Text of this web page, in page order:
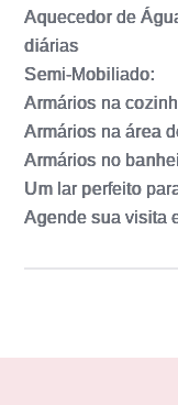
Aquecedor de
diárias
Semi-Mobiliado:
Armários na
Armários na área
Armários no
Um lar perfeito
Agende sua visita